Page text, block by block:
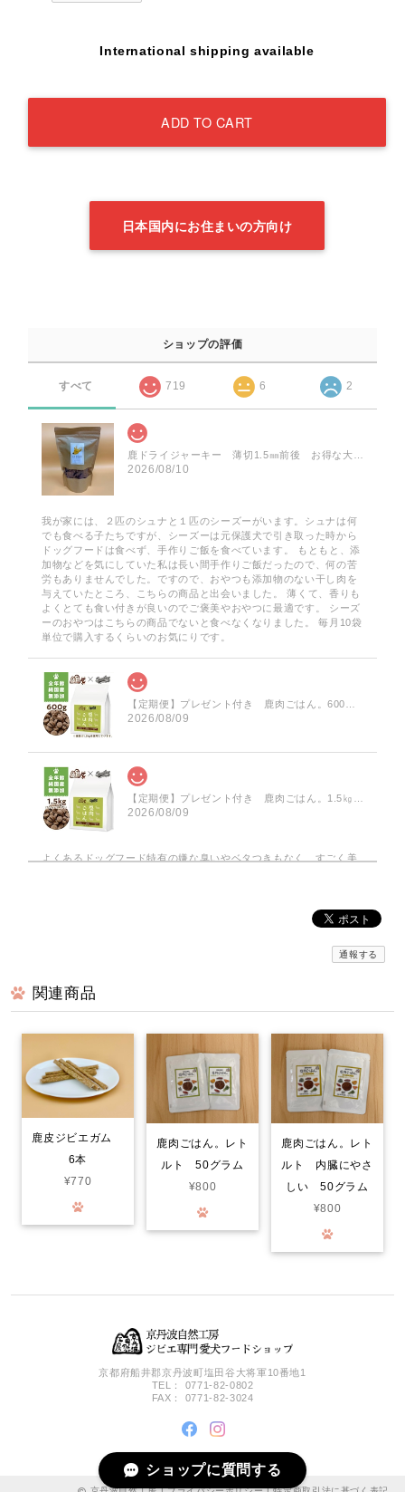
International shipping available
ADD TO CART
日本国内にお住まいの方向け
ショップの評価
すべて 719 6 2
2026/08/10
我が家には、２匹のシュナと１匹のシーズーがいます。シュナは何
でも食べる子たちですが、シーズーは元保護犬で引き取った時から
ドッグフードは食べず、手作りご飯を食べています。 もともと、添
加物などを気にしていた私は長い間手作りご飯だったので、何の苦
労もありませんでした。ですので、おやつも添加物のない干し肉を
与えていたところ、こちらの商品と出会いました。 薄くて、香りも
よくとても食い付きが良いのでご褒美やおやつに最適です。 シーズ
ーのおやつはこちらの商品でないと食べなくなりました。 毎月10袋
単位で購入するくらいのお気にりです。
2026/08/09
2026/08/09
よくあるドッグフード特有の嫌な臭いやベタつきもなく、すごく美
京丹波自然工房✨️さん。安心のクオリティ。信頼できる国内一のジ
ビエの会社さんです。人用のジビエの国内No.1と、同じクオリティ
2026/08/05
鹿ドライジャーキー 薄切1.5㎜前後 お得な大袋 75g
16歳のトイプードルです。 最近、食べる量が減って、手作り食も完
かり肉の香りもして、食べてくれます。1日２、３枚与えますが、先
日の血液検査も、全て範囲内でした。ありがとうございます😊 血液
検査も全て範囲内でした。
みんなでわけるドライジャーキー 小分けパック
2026/08/03
通報する
関連商品
鹿皮ジビエガム
6本
¥770
鹿肉ごはん。レト
ルト 50グラム
¥800
鹿肉ごはん。レト
ルト 内臓にやさ
しい 50グラム
¥800
京都府船井郡京丹波町塩田谷大将軍10番地1
TEL： 0771-82-0802
FAX： 0771-82-3024
ショップに質問する